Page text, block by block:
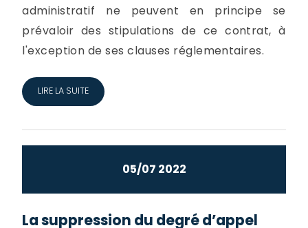
administratif ne peuvent en principe se
prévaloir des stipulations de ce contrat, à
l'exception de ses clauses réglementaires.
LIRE LA SUITE
05/07 2022
La suppression du degré d’appel